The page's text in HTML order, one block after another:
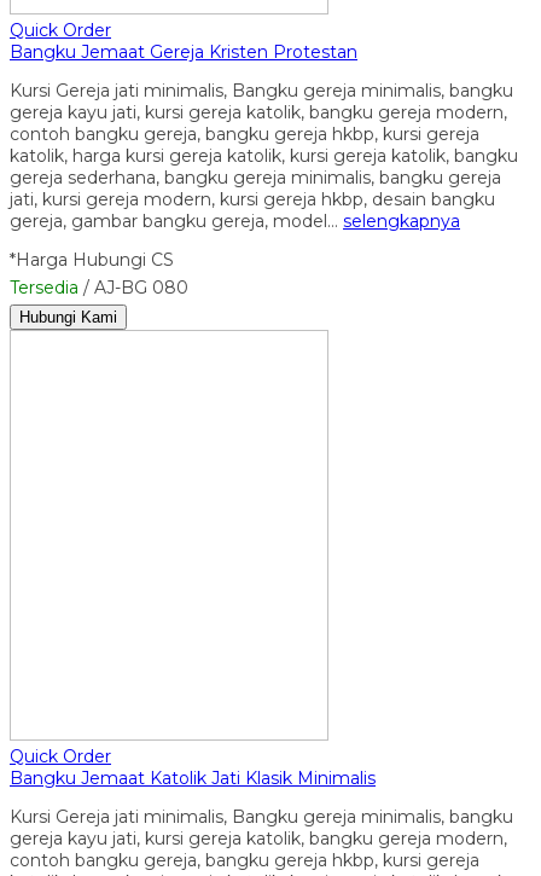
Quick Order
Bangku Jemaat Gereja Kristen Protestan
Kursi Gereja jati minimalis, Bangku gereja minimalis, bangku
gereja kayu jati, kursi gereja katolik, bangku gereja modern,
contoh bangku gereja, bangku gereja hkbp, kursi gereja
katolik, harga kursi gereja katolik, kursi gereja katolik, bangku
gereja sederhana, bangku gereja minimalis, bangku gereja
jati, kursi gereja modern, kursi gereja hkbp, desain bangku
gereja, gambar bangku gereja, model… selengkapnya
*Harga Hubungi CS
Tersedia / AJ-BG 080
Hubungi Kami
Quick Order
Bangku Jemaat Katolik Jati Klasik Minimalis
Kursi Gereja jati minimalis, Bangku gereja minimalis, bangku
gereja kayu jati, kursi gereja katolik, bangku gereja modern,
contoh bangku gereja, bangku gereja hkbp, kursi gereja